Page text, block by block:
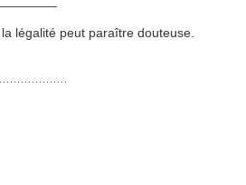
légalité peut paraître douteuse.